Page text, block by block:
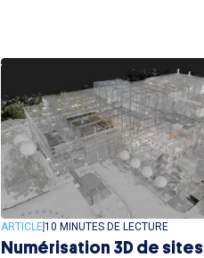
ARTICLE10 MINUTES DE LECTURE
Numérisation 3D de sites